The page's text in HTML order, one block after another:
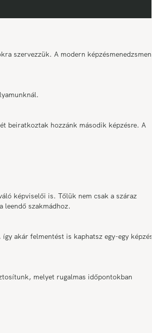
szervezzük. A modern képzésmenedzsment
beiratkoztak hozzánk második képzésre. A
képviselői is. Tőlük nem csak a száraz
leendő szakmádhoz.
akár felmentést is kaphatsz egy-egy képzési
melyet rugalmas időpontokban